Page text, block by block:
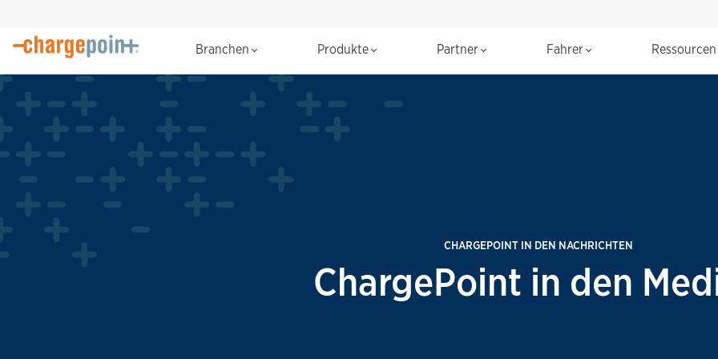
Branchen Produkte Partner Fahrer
CHARGEPOINT IN DEN NACHRICHTEN
ChargePoint in den